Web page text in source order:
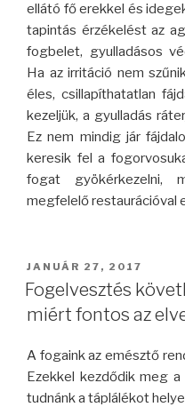
ellátó fő erekkel és
tapintás érzékelést az
fogbelet, gyulladásos
Ha az irritáció nem
éles, csillapíthatatlan
kezeljük, a gyulladás
Ez nem mindig jár
keresik fel a
fogat gyökérkezelni,
megfelelő restaurációval
BEKÜLDVE:
JANUÁR 27, 2017
Fogelvesztés
miért fontos az
A fogaink az emésztő
Ezekkel kezdődik meg a
tudnánk a táplálékot